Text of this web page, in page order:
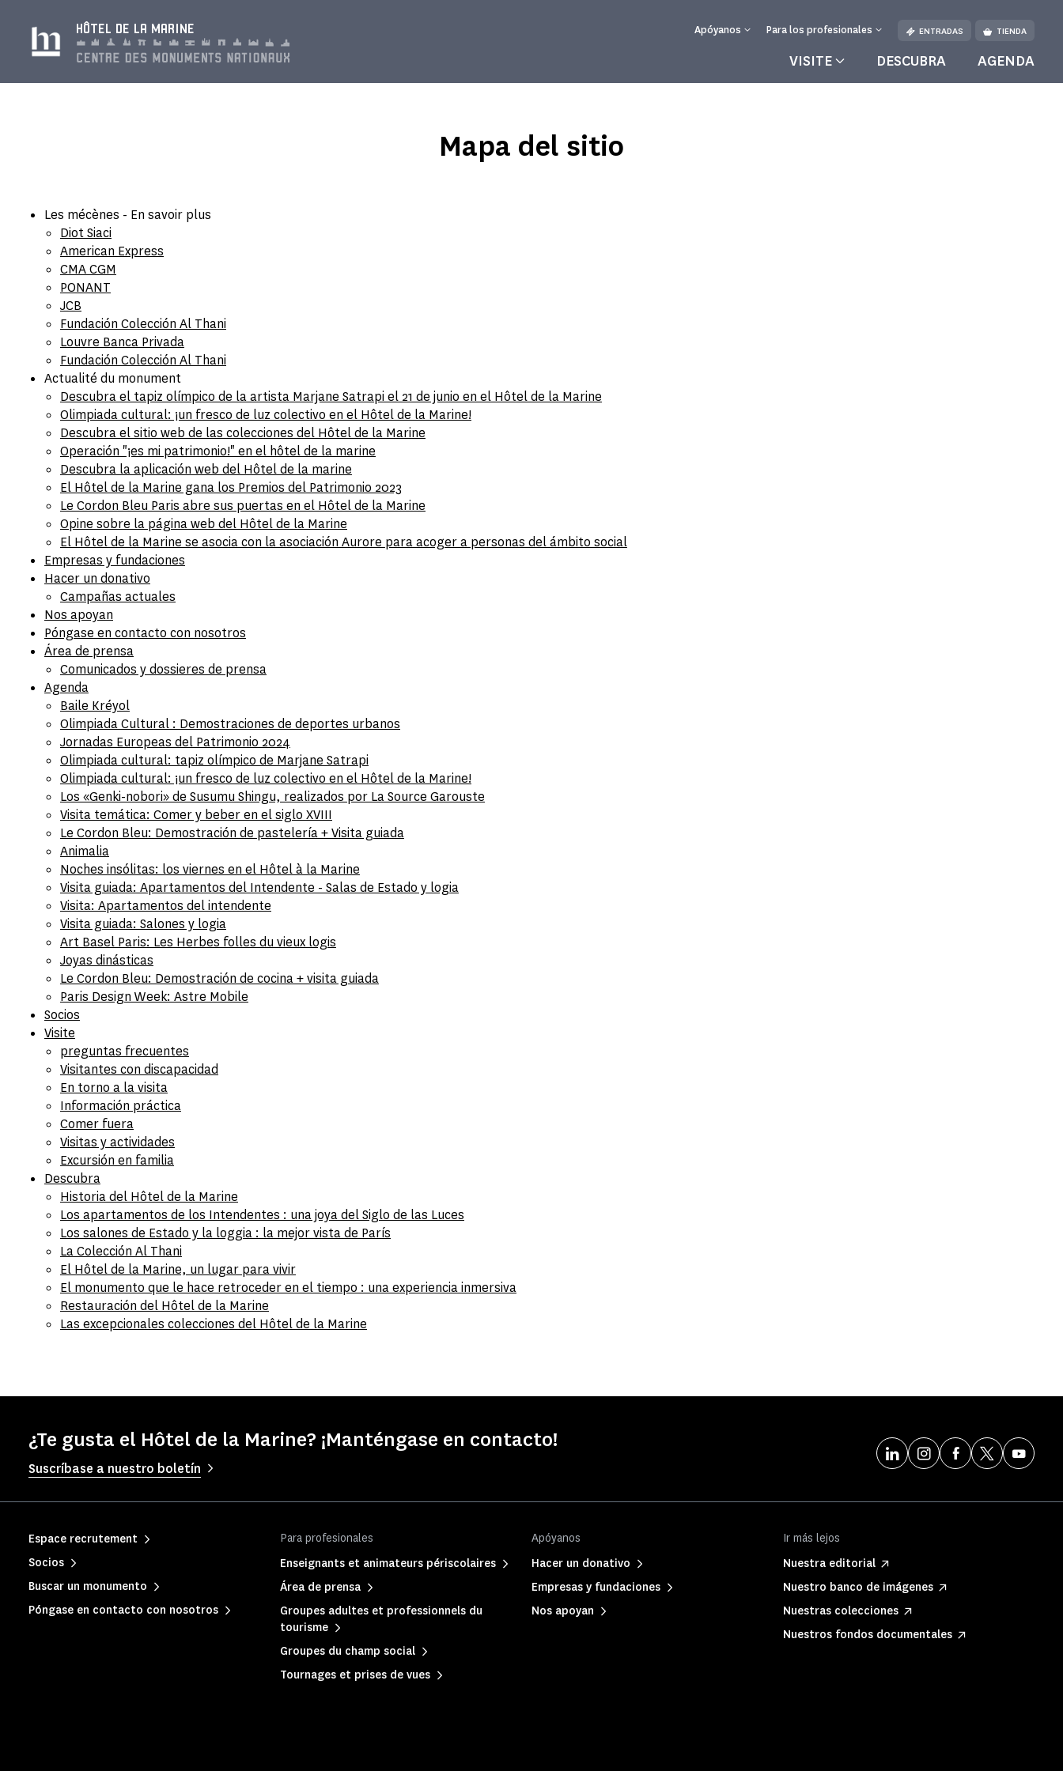
HÔTEL DE LA MARINE Apóyanos Para los profesionales ENTRADAS TIENDA
VISITE DESCUBRA AGENDA
Mapa del sitio
Les mécènes - En savoir plus
Diot Siaci
American Express
CMA CGM
PONANT
JCB
Fundación Colección Al Thani
Louvre Banca Privada
Fundación Colección Al Thani
Actualité du monument
Descubra el tapiz olímpico de la artista Marjane Satrapi el 21 de junio en el Hôtel de la Marine
Olimpiada cultural: ¡un fresco de luz colectivo en el Hôtel de la Marine!
Descubra el sitio web de las colecciones del Hôtel de la Marine
Operación "¡es mi patrimonio!" en el hôtel de la marine
Descubra la aplicación web del Hôtel de la marine
El Hôtel de la Marine gana los Premios del Patrimonio 2023
Le Cordon Bleu Paris abre sus puertas en el Hôtel de la Marine
Opine sobre la página web del Hôtel de la Marine
El Hôtel de la Marine se asocia con la asociación Aurore para acoger a personas del ámbito social
Empresas y fundaciones
Hacer un donativo
Campañas actuales
Nos apoyan
Póngase en contacto con nosotros
Área de prensa
Comunicados y dossieres de prensa
Agenda
Baile Kréyol
Olimpiada Cultural : Demostraciones de deportes urbanos
Jornadas Europeas del Patrimonio 2024
Olimpiada cultural: tapiz olímpico de Marjane Satrapi
Olimpiada cultural: ¡un fresco de luz colectivo en el Hôtel de la Marine!
Los «Genki-nobori» de Susumu Shingu, realizados por La Source Garouste
Visita temática: Comer y beber en el siglo XVIII
Le Cordon Bleu: Demostración de pastelería + Visita guiada
Animalia
Noches insólitas: los viernes en el Hôtel à la Marine
Visita guiada: Apartamentos del Intendente - Salas de Estado y logia
Visita: Apartamentos del intendente
Visita guiada: Salones y logia
Art Basel Paris: Les Herbes folles du vieux logis
Joyas dinásticas
Le Cordon Bleu: Demostración de cocina + visita guiada
Paris Design Week: Astre Mobile
Socios
Visite
preguntas frecuentes
Visitantes con discapacidad
En torno a la visita
Información práctica
Comer fuera
Visitas y actividades
Excursión en familia
Descubra
Historia del Hôtel de la Marine
Los apartamentos de los Intendentes : una joya del Siglo de las Luces
Los salones de Estado y la loggia : la mejor vista de París
La Colección Al Thani
El Hôtel de la Marine, un lugar para vivir
El monumento que le hace retroceder en el tiempo : una experiencia inmersiva
Restauración del Hôtel de la Marine
Las excepcionales colecciones del Hôtel de la Marine
¿Te gusta el Hôtel de la Marine? ¡Manténgase en contacto!
Suscríbase a nuestro boletín
Para profesionales
Enseignants et animateurs périscolaires
Área de prensa
Groupes adultes et professionnels du
tourisme
Groupes du champ social
Tournages et prises de vues
Apóyanos
Hacer un donativo
Empresas y fundaciones
Nos apoyan
Ir más lejos
Nuestra editorial
Nuestro banco de imágenes
Nuestras colecciones
Nuestros fondos documentales
Espace recrutement
Socios
Buscar un monumento
Póngase en contacto con nosotros